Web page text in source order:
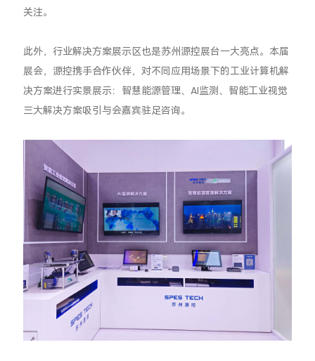
关注。
此外，行业解决方案展示区也是苏州源控展台一大亮点。本届
展会，源控携手合作伙伴，对不同应用场景下的工业计算机解
决方案进行实景展示：智慧能源管理、AI监测、智能工业视觉
三大解决方案吸引与会嘉宾驻足咨询。